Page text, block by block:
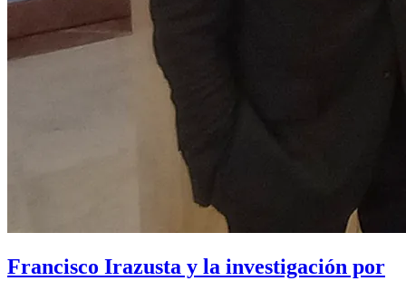
Francisco Irazusta y la investigación por